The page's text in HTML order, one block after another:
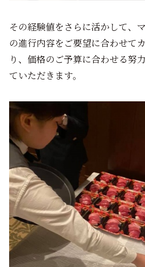
その経験値をさらに活かして、
の進行内容をご要望に合わせて
り、価格のご予算に合わせる努
ていただきます。